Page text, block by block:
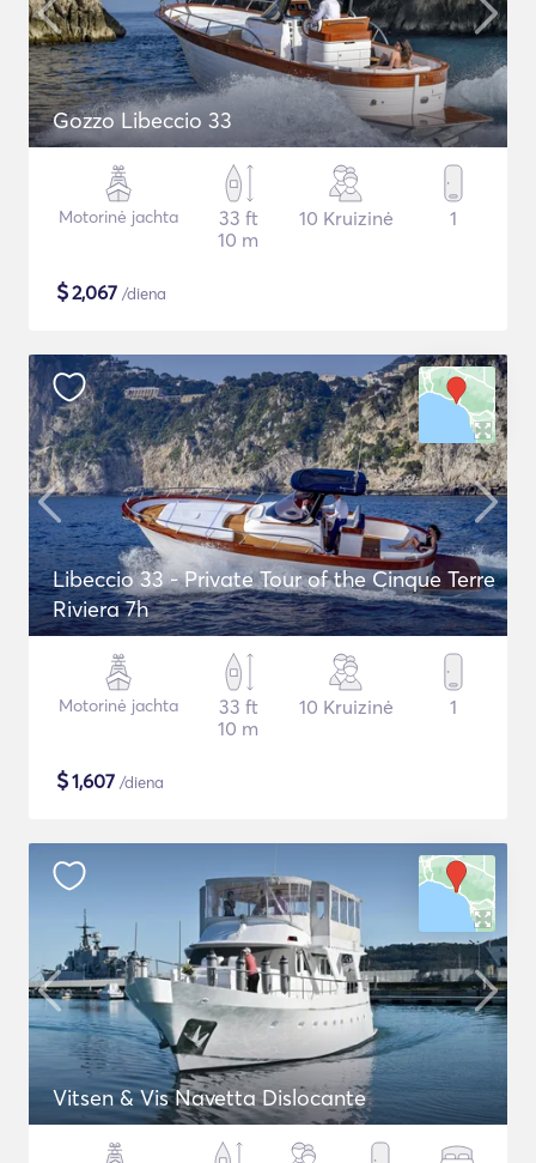
Gozzo Libeccio 33
Motorinė jachta
33 ft
10 m
10 Kruizinė 1
$2,067 /diena
Libeccio 33 - Private Tour of the Cinque Terre
Riviera 7h
Motorinė jachta
33 ft
10 m
10 Kruizinė 1
$1,607 /diena
Vitsen & Vis Navetta Dislocante